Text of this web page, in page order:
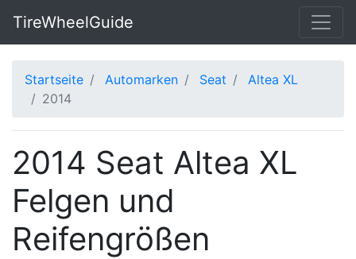
TireWheelGuide
Startseite Automarken Seat
Altea XL
2014
2014 Seat Altea XL
Felgen und
Reifengrößen